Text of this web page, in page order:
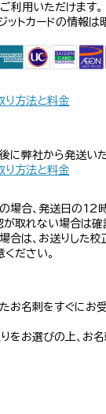
ご利用いただけます。
ットカードの情報
り方法と料金
に弊社から発送いた
り方法と料金
場合、発送日の12
が取れない場合は確
合は、お送りした
ださい。
お名刺をすぐにお
をお選びの上、お